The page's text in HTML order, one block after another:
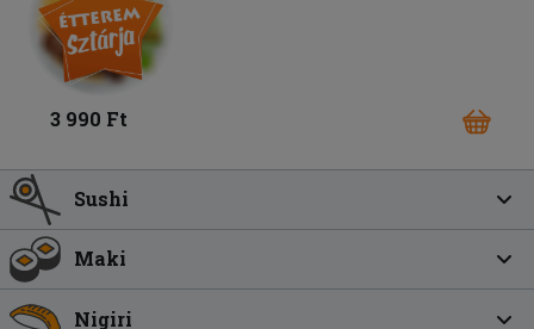
3 990 Ft
Sushi
Maki
Nigiri